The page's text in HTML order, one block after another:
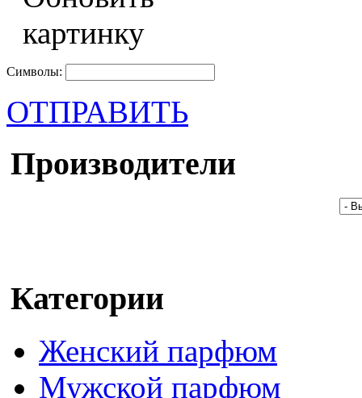
Символы:
ОТПРАВИТЬ
Производители
Категории
Женский парфюм
Мужской парфюм